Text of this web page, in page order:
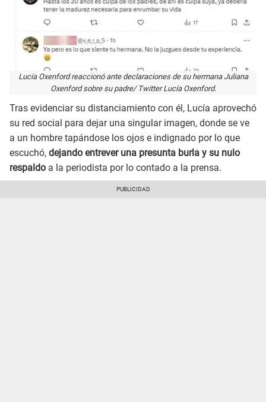
Lucía Oxenford reaccionó ante declaraciones de su hermana Juliana
Oxenford sobre su padre/ Twitter Lucía Oxenford.
Tras evidenciar su distanciamiento con él, Lucía aprovechó
su red social para dejar una singular imagen, donde se ve
a un hombre tapándose los ojos e indignado por lo que
escuchó, dejando entrever una presunta burla y su nulo
respaldo a la periodista por lo contado a la prensa.